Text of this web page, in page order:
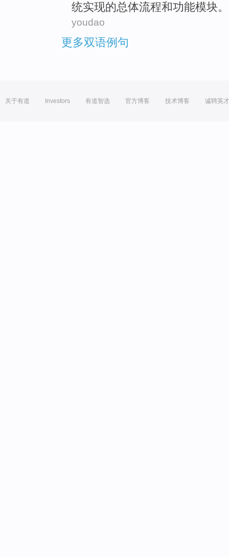
统实现的总体流程和功能模块。
youdao
更多双语例句
关于有道 Investors 有道智选 官方博客 技术博客 诚聘英才